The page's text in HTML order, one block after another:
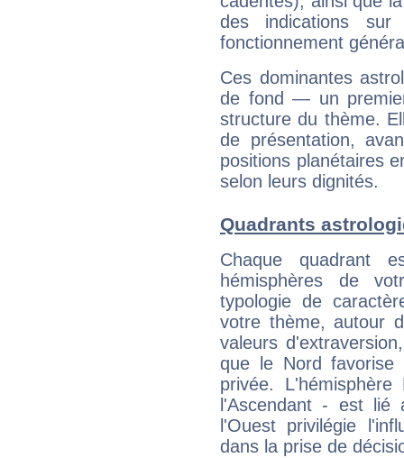
des indications sur
fonctionnement
Ces dominantes
de fond — un
structure du thème.
de présentation,
positions planétaires
selon leurs dignités.
Quadrants
Chaque quadrant
hémisphères de
typologie de
votre thème, autour
valeurs
que le Nord favorise
privée.
l'Ascendant - est
l'Ouest privilégie
dans la prise de